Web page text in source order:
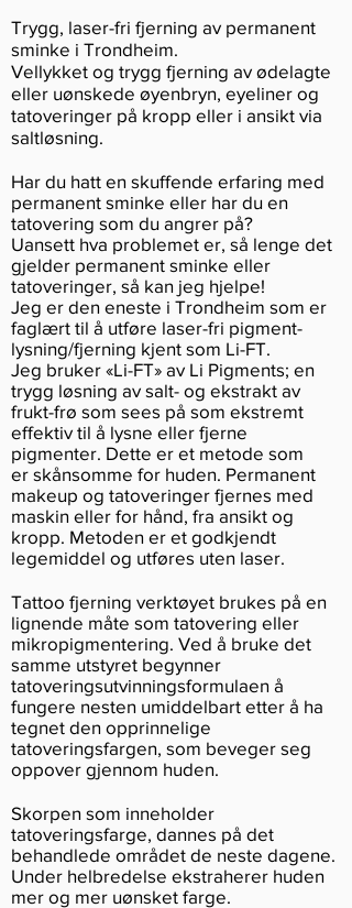
Trygg, laser-fri fjerning av permanent
sminke i Trondheim.
Vellykket og trygg fjerning av ødelagte
eller uønskede øyenbryn, eyeliner og
tatoveringer på kropp eller i ansikt via
saltløsning.
Har du hatt en skuffende erfaring med
permanent sminke eller har du en
tatovering som du angrer på?
Uansett hva problemet er, så lenge det
gjelder permanent sminke eller
tatoveringer, så kan jeg hjelpe!
Jeg er den eneste i Trondheim som er
faglært til å utføre laser-fri pigment-
lysning/fjerning kjent som Li-FT.
Jeg bruker «Li-FT» av Li Pigments; en
trygg løsning av salt- og ekstrakt av
frukt-frø som sees på som ekstremt
effektiv til å lysne eller fjerne
pigmenter. Dette er et metode som
er skånsomme for huden. Permanent
makeup og tatoveringer fjernes med
maskin eller for hånd, fra ansikt og
kropp. Metoden er et godkjendt
legemiddel og utføres uten laser.
Tattoo fjerning verktøyet brukes på en
lignende måte som tatovering eller
mikropigmentering. Ved å bruke det
samme utstyret begynner
tatoveringsutvinningsformulaen å
fungere nesten umiddelbart etter å ha
tegnet den opprinnelige
tatoveringsfargen, som beveger seg
oppover gjennom huden.
Skorpen som inneholder
tatoveringsfarge, dannes på det
behandlede området de neste dagene.
Under helbredelse ekstraherer huden
mer og mer uønsket farge.